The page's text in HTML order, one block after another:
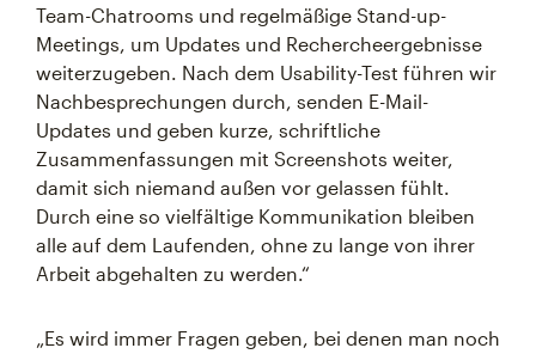
Team-Chatrooms und regelmäßige Stand-up-
Meetings, um Updates und Rechercheergebnisse
weiterzugeben. Nach dem Usability-Test führen wir
Nachbesprechungen durch, senden E-Mail-
Updates und geben kurze, schriftliche
Zusammenfassungen mit Screenshots weiter,
damit sich niemand außen vor gelassen fühlt.
Durch eine so vielfältige Kommunikation bleiben
alle auf dem Laufenden, ohne zu lange von ihrer
Arbeit abgehalten zu werden.“
„Es wird immer Fragen geben, bei denen man noch